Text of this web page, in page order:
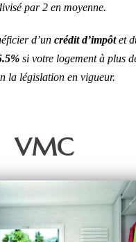
par 2 en moyenne.
d’un crédit d’impôtet
si votre logement à plus
la législation en vigueur.
VMC